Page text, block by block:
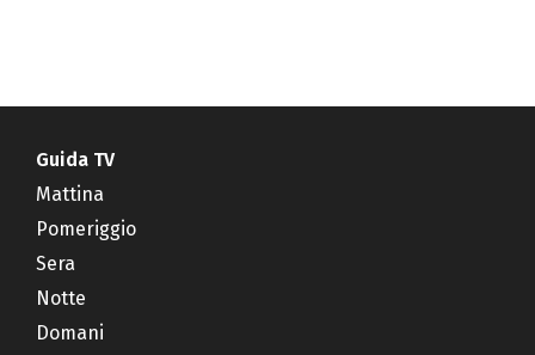
Guida TV
Mattina
Pomeriggio
Sera
Notte
Domani